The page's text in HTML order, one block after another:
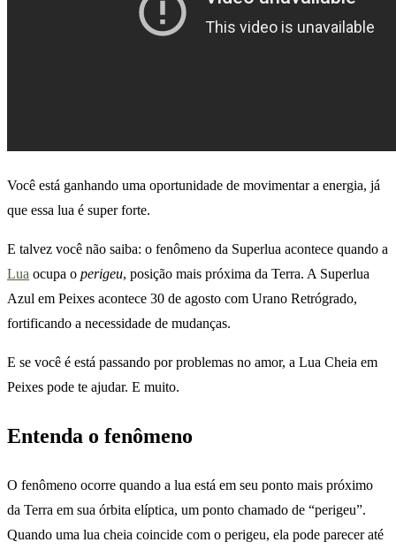
Você está ganhando uma oportunidade de movimentar a energia, já
que essa lua é super forte.
E talvez você não saiba: o fenômeno da Superlua acontece quando a
Lua ocupa o perigeu, posição mais próxima da Terra. A Superlua
Azul em Peixes acontece 30 de agosto com Urano Retrógrado,
fortificando a necessidade de mudanças.
E se você é está passando por problemas no amor, a Lua Cheia em
Peixes pode te ajudar. E muito.
Entenda o fenômeno
O fenômeno ocorre quando a lua está em seu ponto mais próximo
da Terra em sua órbita elíptica, um ponto chamado de “perigeu”.
Quando uma lua cheia coincide com o perigeu, ela pode parecer até